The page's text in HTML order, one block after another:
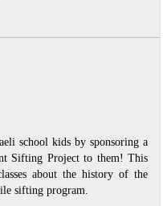
school kids by sponsoring a
Sifting Project to them! This
about the history of the
sifting program.